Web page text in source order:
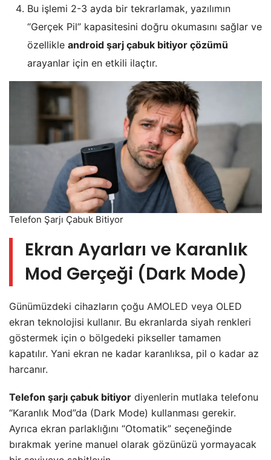
Bu işlemi 2-3 ayda bir tekrarlamak, yazılımın
“Gerçek Pil” kapasitesini doğru okumasını sağlar ve
özellikle android şarj çabuk bitiyor çözümü
arayanlar için en etkili ilaçtır.
Telefon Şarjı Çabuk Bitiyor
Ekran Ayarları ve Karanlık
Mod Gerçeği (Dark Mode)
Günümüzdeki cihazların çoğu AMOLED veya OLED
ekran teknolojisi kullanır. Bu ekranlarda siyah renkleri
göstermek için o bölgedeki pikseller tamamen
kapatılır. Yani ekran ne kadar karanlıksa, pil o kadar az
harcanır.
Telefon şarjı çabuk bitiyor diyenlerin mutlaka telefonu
“Karanlık Mod”da (Dark Mode) kullanması gerekir.
Ayrıca ekran parlaklığını “Otomatik” seçeneğinde
bırakmak yerine manuel olarak gözünüzü yormayacak